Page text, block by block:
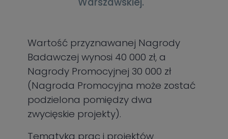
Wartość przyznawanej Nagrody
Badawczej wynosi 40 000 zł, a
Nagrody Promocyjnej 30 000 zł
(Nagroda Promocyjna może zostać
podzielona pomiędzy dwa
zwycięskie projekty).
Tematyka prac i projektów